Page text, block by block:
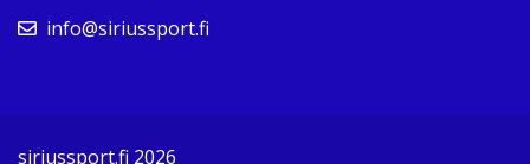
info@siriussport.fi
siriussport.fi 2026